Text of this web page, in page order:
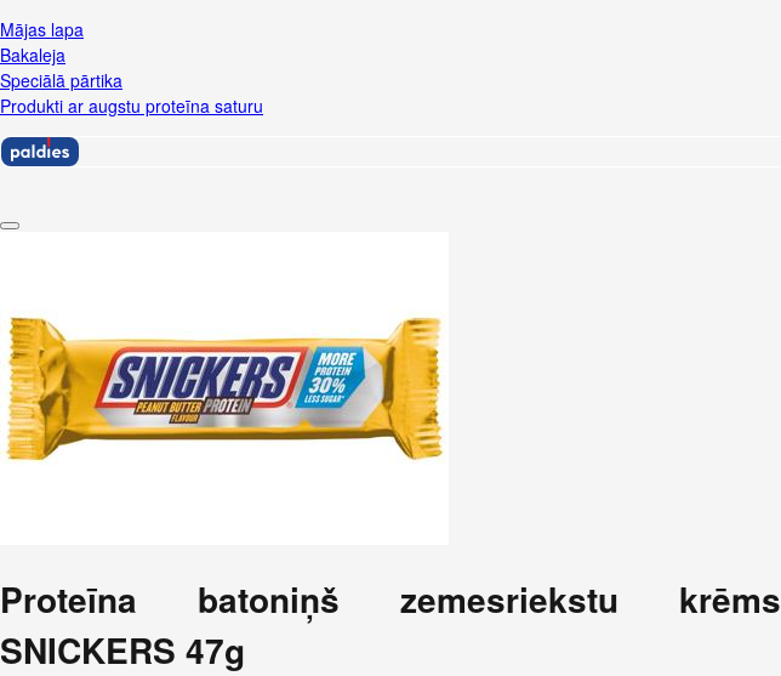
Mājas lapa
Bakaleja
Speciālā pārtika
Produkti ar augstu proteīna saturu
Proteīna batoniņš zemesriekstu krēms
SNICKERS 47g